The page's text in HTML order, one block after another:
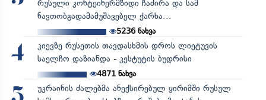
რუსული კონტეინერმზიდი ჩაძირა და სამ
ნავთობგადამამუშავებელ ქარხა...
5236ნახვა
4
კიევზე რუსეთის თავდასხმის დროს ლიეტუვის
საელჩო დაზიანდა - კესტუტის ბუდრისი
4871ნახვა
უკრაინის ძალებმა ანექსირებულ ყირიმში რუსულ